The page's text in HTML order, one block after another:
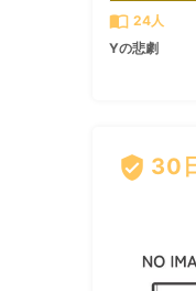
import_contacts 24人
Yの悲劇
verified_user 30